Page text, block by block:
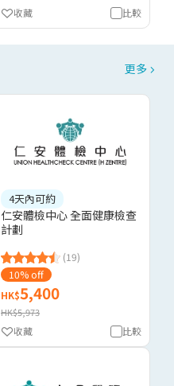
比較
收藏
更多
4天內可約
仁安體檢中心 全面健康檢查
計劃
(19)
10% off
HK$5,400
HK$5,973
比較
收藏